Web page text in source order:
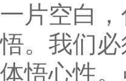
一片空白
悟。我们
体悟心性